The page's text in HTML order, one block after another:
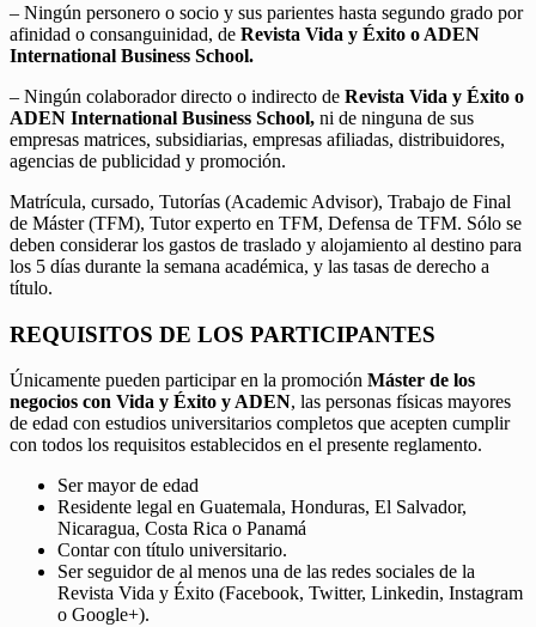
– Ningún personero o socio y sus parientes hasta segundo grado por
afinidad o consanguinidad, de Revista Vida y Éxito o ADEN
International Business School.
– Ningún colaborador directo o indirecto de Revista Vida y Éxito o
ADEN International Business School, ni de ninguna de sus
empresas matrices, subsidiarias, empresas afiliadas, distribuidores,
agencias de publicidad y promoción.
Matrícula, cursado, Tutorías (Academic Advisor), Trabajo de Final
de Máster (TFM), Tutor experto en TFM, Defensa de TFM. Sólo se
deben considerar los gastos de traslado y alojamiento al destino para
los 5 días durante la semana académica, y las tasas de derecho a
título.
REQUISITOS DE LOS PARTICIPANTES
Únicamente pueden participar en la promoción Máster de los
negocios con Vida y Éxito y ADEN, las personas físicas mayores
de edad con estudios universitarios completos que acepten cumplir
con todos los requisitos establecidos en el presente reglamento.
Ser mayor de edad
Residente legal en Guatemala, Honduras, El Salvador,
Nicaragua, Costa Rica o Panamá
Contar con título universitario.
Ser seguidor de al menos una de las redes sociales de la
Revista Vida y Éxito (Facebook, Twitter, Linkedin, Instagram
o Google+).